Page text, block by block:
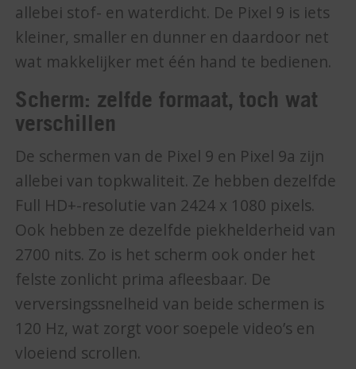
allebei stof- en waterdicht. De Pixel 9 is iets
kleiner, smaller en dunner en daardoor net
wat makkelijker met één hand te bedienen.
Scherm: zelfde formaat, toch wat
verschillen
De schermen van de Pixel 9 en Pixel 9a zijn
allebei van topkwaliteit. Ze hebben dezelfde
Full HD+-resolutie van 2424 x 1080 pixels.
Ook hebben ze dezelfde piekhelderheid van
2700 nits. Zo is het scherm ook onder het
felste zonlicht prima afleesbaar. De
verversingssnelheid van beide schermen is
120 Hz, wat zorgt voor soepele video’s en
vloeiend scrollen.